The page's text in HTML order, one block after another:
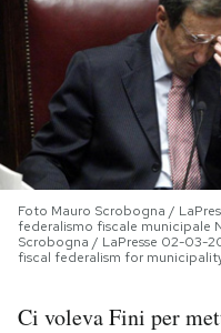
Economia
Sport
PODCAST
NEWSLETTER
Foto Mauro Scrobogna /
federalismo fiscale municipale
Scrobogna / LaPresse 02-03-
fiscal federalism for
Ci voleva Fini per